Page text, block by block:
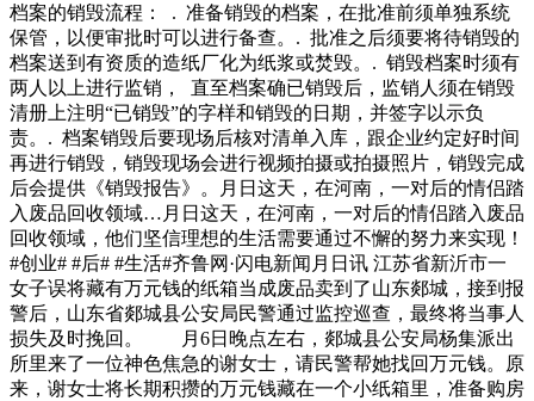
档案的销毁流程： . 准备销毁的档案，在批准前须单独系统
保管，以便审批时可以进行备查。. 批准之后须要将待销毁的
档案送到有资质的造纸厂化为纸浆或焚毁。. 销毁档案时须有
两人以上进行监销， 直至档案确已销毁后，监销人须在销毁
清册上注明“已销毁”的字样和销毁的日期，并签字以示负
责。. 档案销毁后要现场后核对清单入库，跟企业约定好时间
再进行销毁，销毁现场会进行视频拍摄或拍摄照片，销毁完成
后会提供《销毁报告》。月日这天，在河南，一对后的情侣踏
入废品回收领域…月日这天，在河南，一对后的情侣踏入废品
回收领域，他们坚信理想的生活需要通过不懈的努力来实现！
#创业# #后# #生活#齐鲁网·闪电新闻月日讯 江苏省新沂市一
女子误将藏有万元钱的纸箱当成废品卖到了山东郯城，接到报
警后，山东省郯城县公安局民警通过监控巡查，最终将当事人
损失及时挽回。 月6日晚点左右，郯城县公安局杨集派出
所里来了一位神色焦急的谢女士，请民警帮她找回万元钱。原
来，谢女士将长期积攒的万元钱藏在一个小纸箱里，准备购房